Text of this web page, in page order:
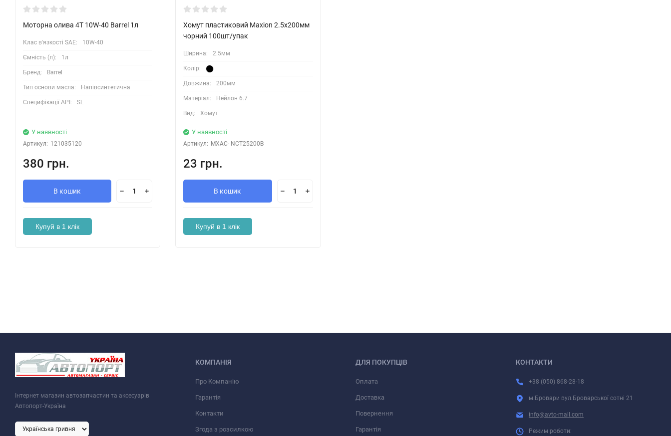
Моторна олива 4T 10W-40 Barrel 1л
Клас в'язкості SAE: 10W-40
Ємність (л): 1л
Бренд: Barrel
Тип основи масла: Напівсинтетична
Специфікації API: SL
У наявності
Артикул: 121035120
380 грн.
В кошик
Купуй в 1 клік
Хомут пластиковий Maxion 2.5х200мм
чорний 100шт/упак
Ширина: 2.5мм
Колір:
Довжина: 200мм
Матеріал: Нейлон 6.7
Вид: Хомут
У наявності
Артикул: MXAC- NCT25200B
23 грн.
В кошик
Купуй в 1 клік
Інтернет магазин автозапчастин та аксесуарів
Автопорт-Україна
КОМПАНІЯ
Про Компанію
Гарантія
Контакти
Згода з розсилкою
ДЛЯ ПОКУПЦІВ
Оплата
Доставка
Повернення
Гарантія
КОНТАКТИ
+38 (050) 868-28-18
м.Бровари вул.Броварської сотні 21
info@avto-mall.com
Режим роботи: